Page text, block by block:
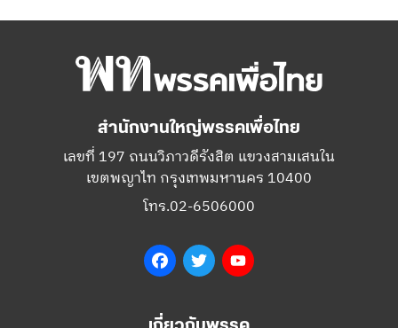
เลขที่ 197 ถนนวิภาวดีรังสิต แขวงสามเสนใน
เขตพญาไท กรุงเทพมหานคร 10400
FacebookTwitterYouTube
กรรมการบริหารพรรคเพื่อไทย